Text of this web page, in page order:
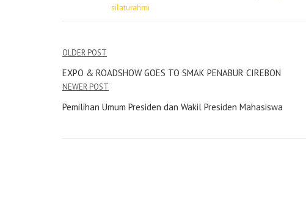
silaturahmi
OLDER POST
EXPO & ROADSHOW GOES TO SMAK PENABUR CIREBON
NEWER POST
Pemilihan Umum Presiden dan Wakil Presiden Mahasiswa